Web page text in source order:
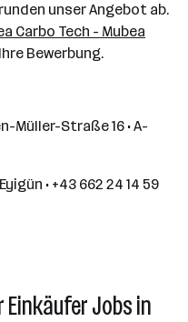
unser Angebot ab.
Carbo Tech - Mubea
Bewerbung.
Müller-Straße 16 • A-
• +43 662 24 14 59
Jobs in